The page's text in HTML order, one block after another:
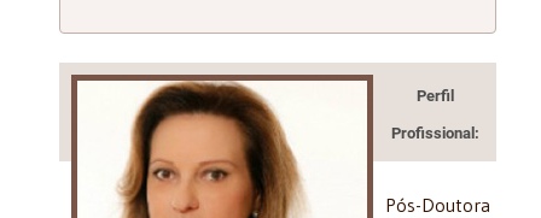
Perfil
Profissional:
Pós-Doutora